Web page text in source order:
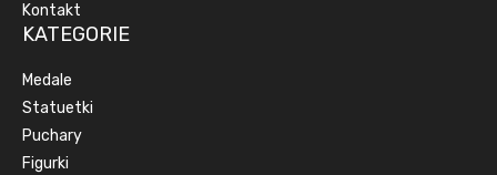
Kontakt
KATEGORIE
Medale
Statuetki
Puchary
Figurki